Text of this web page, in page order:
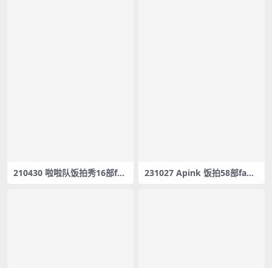
210430 啦啦队饭拍秀16部fan
231027 Apink 饭拍58部fanc